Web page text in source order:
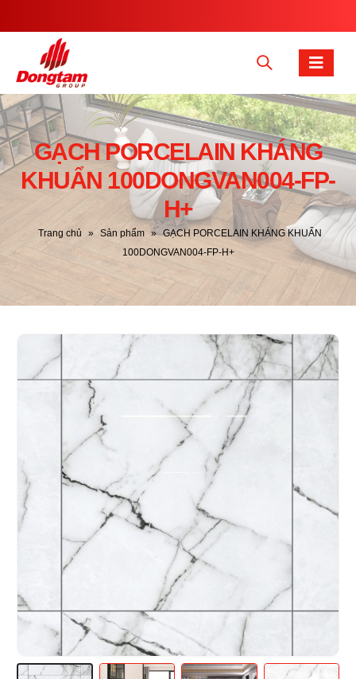
GẠCH PORCELAIN KHÁNG
KHUẨN 100DONGVAN004-FP-
H+
Trang chủ » Sản phẩm » GẠCH PORCELAIN KHÁNG KHUẨN
100DONGVAN004-FP-H+